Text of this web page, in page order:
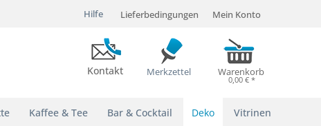
Hilfe Lieferbedingungen
Kontakt Merkzettel
Mein Konto
Warenkorb
0,00 € *
Kaffee & Tee Bar & Cocktail Deko Vitrinen